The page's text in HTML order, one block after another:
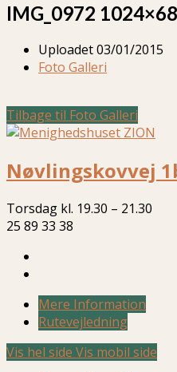
IMG_0972
Uploadet03/01/2015
Foto Galleri
Tilbage til Foto Galleri
Nøvlingskovvej
Torsdag kl. 19.30 – 21.30
25 89 33 38
Mere Information
Rutevejledning
Vis hel side Vis mobil side